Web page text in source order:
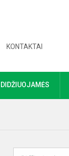
KONTAKTAI
DIDŽIUOJAMĖS